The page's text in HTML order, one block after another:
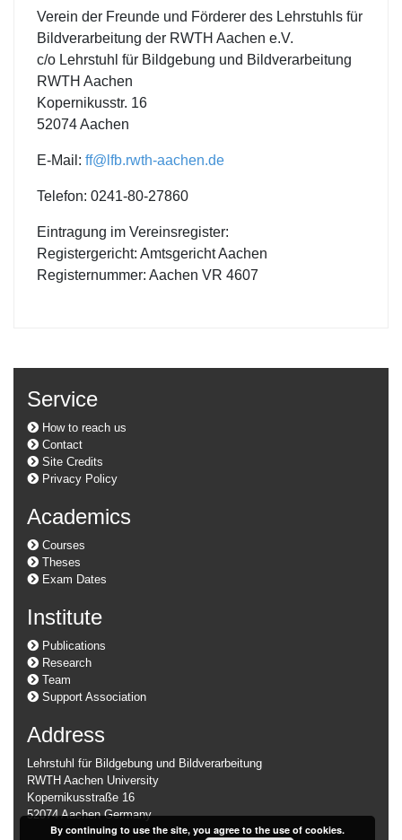
Verein der Freunde und Förderer des Lehrstuhls für
Bildverarbeitung der RWTH Aachen e.V.
c/o Lehrstuhl für Bildgebung und Bildverarbeitung
RWTH Aachen
Kopernikusstr. 16
52074 Aachen
E-Mail: ff@lfb.rwth-aachen.de
Telefon: 0241-80-27860
Eintragung im Vereinsregister:
Registergericht: Amtsgericht Aachen
Registernummer: Aachen VR 4607
Service
How to reach us
Contact
Site Credits
Privacy Policy
Academics
Courses
Theses
Exam Dates
Institute
Publications
Research
Team
Support Association
Address
Lehrstuhl für Bildgebung und Bildverarbeitung
RWTH Aachen University
Kopernikusstraße 16
52074 Aachen Germany
By continuing to use the site, you agree to the use of cookies.